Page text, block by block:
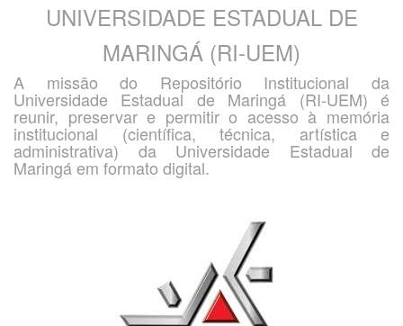
UNIVERSIDADE ESTADUAL DE
MARINGÁ (RI-UEM)
A missão do Repositório Institucional da
Universidade Estadual de Maringá (RI-UEM) é
reunir, preservar e permitir o acesso à memória
institucional (científica, técnica, artística e
administrativa) da Universidade Estadual de
Maringá em formato digital.